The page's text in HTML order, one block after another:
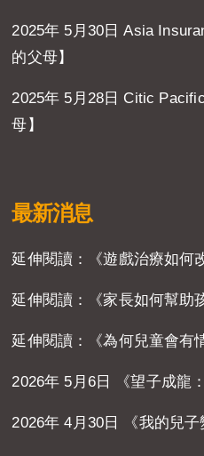
2025年 5月30日 Asia
的父母】
2025年 5月28日 Citic
母】
最新消息
延伸閱讀：《遊戲治療如何
延伸閱讀：《家長如何幫助
延伸閱讀：《為何兒童會有
2026年 5月6日 《望子成龍
2026年 4月30日 《我的兒子